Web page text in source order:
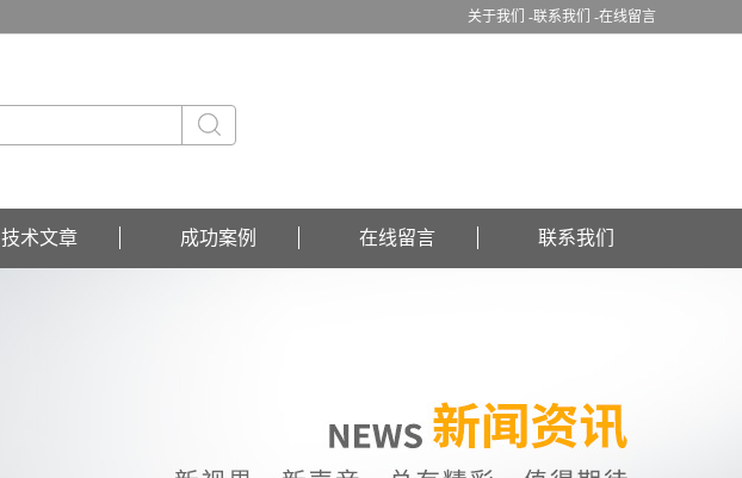
关于我们 -联系我们 -在线留言
技术文章 成功案例 在线留言 联系我们